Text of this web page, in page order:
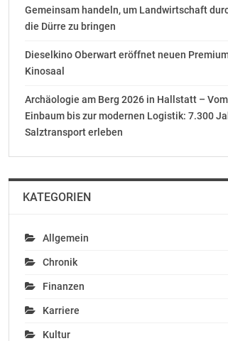
Gemeinsam handeln, um Landwirtschaft
die Dürre zu bringen
Dieselkino Oberwart eröffnet neuen
Kinosaal
Archäologie am Berg 2026 in Hallstatt – Vom
Einbaum bis zur modernen Logistik: 7.300
Salztransport erleben
KATEGORIEN
Allgemein
Chronik
Finanzen
Karriere
Kultur